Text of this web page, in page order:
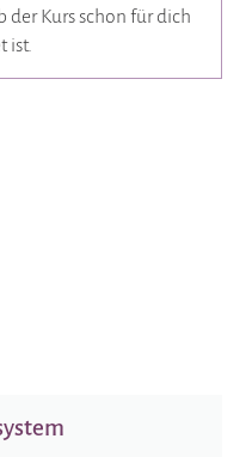
der Kurs schon für dich
ist.